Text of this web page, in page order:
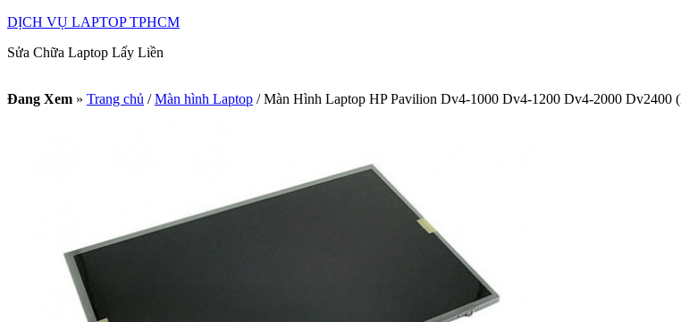
DỊCH VỤ LAPTOP TPHCM
Sửa Chữa Laptop Lấy Liền
Đang Xem » Trang chủ / Màn hình Laptop /Màn Hình Laptop HP Pavilion Dv4-1000 Dv4-1200 Dv4-2000 Dv2400